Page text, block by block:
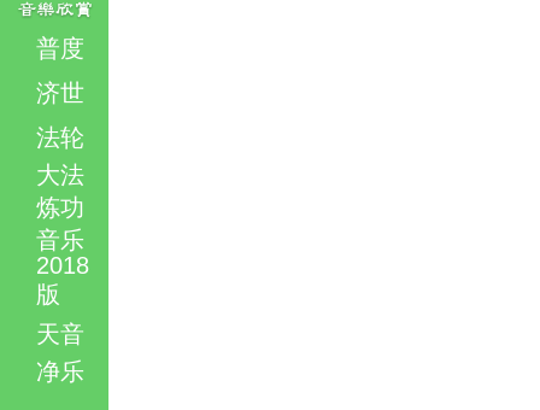
普度
济世
法轮
大法
炼功
音乐
2018
版
天音
净乐